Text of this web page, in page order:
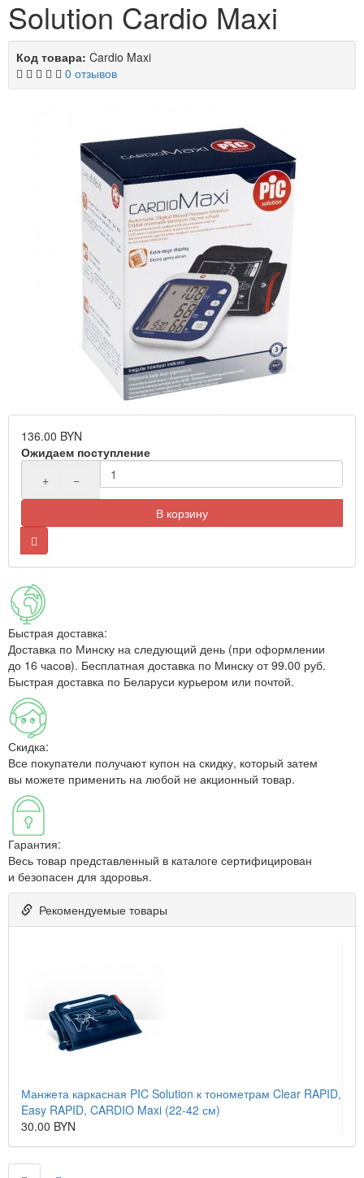
Solution Cardio Maxi
Код товара: Cardio Maxi
0 отзывов
136.00 BYN
Ожидаем поступление
+
−
В корзину
Быстрая доставка:
Доставка по Минску на следующий день (при оформлении
до 16 часов). Бесплатная доставка по Минску от 99.00 руб.
Быстрая доставка по Беларуси курьером или почтой.
Скидка:
Все покупатели получают купон на скидку, который затем
вы можете применить на любой не акционный товар.
Гарантия:
Весь товар представленный в каталоге сертифицирован
и безопасен для здоровья.
Рекомендуемые товары
Манжета каркасная PIC Solution к тонометрам Clear RAPID,
Easy RAPID, CARDIO Maxi (22-42 см)
30.00 BYN